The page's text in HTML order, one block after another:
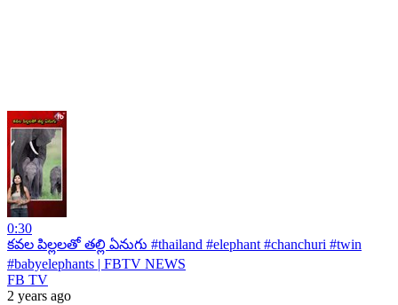
0:30
కవల పిల్లలతో తల్లి ఏనుగు #thailand #elephant #chanchuri #twin
#babyelephants | FBTV NEWS
FB TV
2 years ago